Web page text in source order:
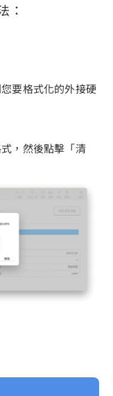
：
要格式化的外接硬
，然後點擊「清